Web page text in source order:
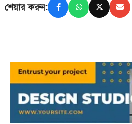
শেয়ার করুন: